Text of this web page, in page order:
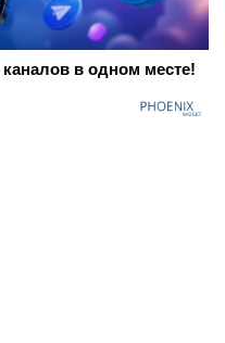
в одном месте!